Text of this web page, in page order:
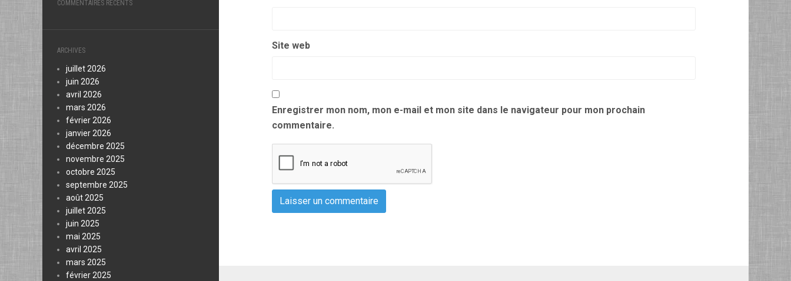
COMMENTAIRES RÉCENTS
ARCHIVES
juillet 2026
juin 2026
avril 2026
mars 2026
février 2026
janvier 2026
décembre 2025
novembre 2025
octobre 2025
septembre 2025
août 2025
juillet 2025
juin 2025
mai 2025
avril 2025
mars 2025
février 2025
Site web
Enregistrer mon nom, mon e-mail et mon site dans le navigateur pour mon prochain
commentaire.